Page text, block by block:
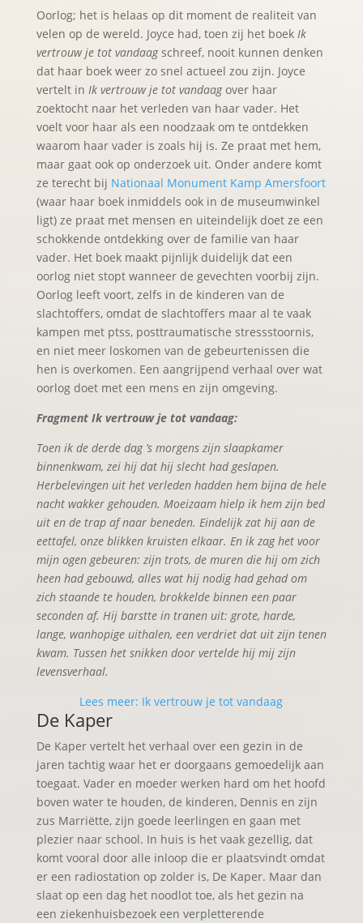
Oorlog; het is helaas op dit moment de realiteit van
velen op de wereld. Joyce had, toen zij het boek Ik
vertrouw je tot vandaagschreef, nooit kunnen denken
dat haar boek weer zo snel actueel zou zijn. Joyce
vertelt in Ik vertrouw je tot vandaagover haar
zoektocht naar het verleden van haar vader. Het
voelt voor haar als een noodzaak om te ontdekken
waarom haar vader is zoals hij is. Ze praat met hem,
maar gaat ook op onderzoek uit. Onder andere komt
ze terecht bij Nationaal Monument Kamp Amersfoort
(waar haar boek inmiddels ook in de museumwinkel
ligt) ze praat met mensen en uiteindelijk doet ze een
schokkende ontdekking over de familie van haar
vader. Het boek maakt pijnlijk duidelijk dat een
oorlog niet stopt wanneer de gevechten voorbij zijn.
Oorlog leeft voort, zelfs in de kinderen van de
slachtoffers, omdat de slachtoffers maar al te vaak
kampen met ptss, posttraumatische stressstoornis,
en niet meer loskomen van de gebeurtenissen die
hen is overkomen. Een aangrijpend verhaal over wat
oorlog doet met een mens en zijn omgeving.
Fragment Ik vertrouw je tot vandaag:
Toen ik de derde dag ’s morgens zijn slaapkamer
binnenkwam, zei hij dat hij slecht had geslapen.
Herbelevingen uit het verleden hadden hem bijna de hele
nacht wakker gehouden. Moeizaam hielp ik hem zijn bed
uit en de trap af naar beneden. Eindelijk zat hij aan de
eettafel, onze blikken kruisten elkaar. En ik zag het voor
mijn ogen gebeuren: zijn trots, de muren die hij om zich
heen had gebouwd, alles wat hij nodig had gehad om
zich staande te houden, brokkelde binnen een paar
seconden af. Hij barstte in tranen uit: grote, harde,
lange, wanhopige uithalen, een verdriet dat uit zijn tenen
kwam. Tussen het snikken door vertelde hij mij zijn
levensverhaal.
Lees meer: Ik vertrouw je tot vandaag
De Kaper
De Kaper vertelt het verhaal over een gezin in de
jaren tachtig waar het er doorgaans gemoedelijk aan
toegaat. Vader en moeder werken hard om het hoofd
boven water te houden, de kinderen, Dennis en zijn
zus Marriëtte, zijn goede leerlingen en gaan met
plezier naar school. In huis is het vaak gezellig, dat
komt vooral door alle inloop die er plaatsvindt omdat
er een radiostation op zolder is, De Kaper. Maar dan
slaat op een dag het noodlot toe, als het gezin na
een ziekenhuisbezoek een verpletterende